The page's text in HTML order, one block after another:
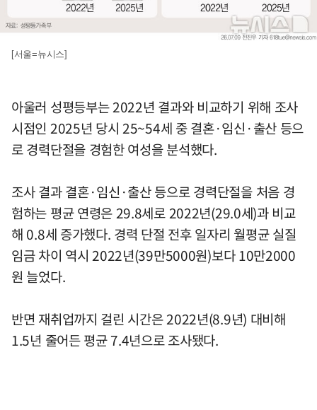
[서울=뉴시스]
아울러 성평등부는 2022년 결과와 비교하기 위해 조사
시점인 2025년 당시 25~54세 중 결혼·임신·출산 등으
로 경력단절을 경험한 여성을 분석했다.
조사 결과 결혼·임신·출산 등으로 경력단절을 처음 경
험하는 평균 연령은 29.8세로 2022년(29.0세)과 비교
해 0.8세 증가했다. 경력 단절 전후 일자리 월평균 실질
임금 차이 역시 2022년(39만5000원)보다 10만2000
원 늘었다.
반면 재취업까지 걸린 시간은 2022년(8.9년) 대비해
1.5년 줄어든 평균 7.4년으로 조사됐다.